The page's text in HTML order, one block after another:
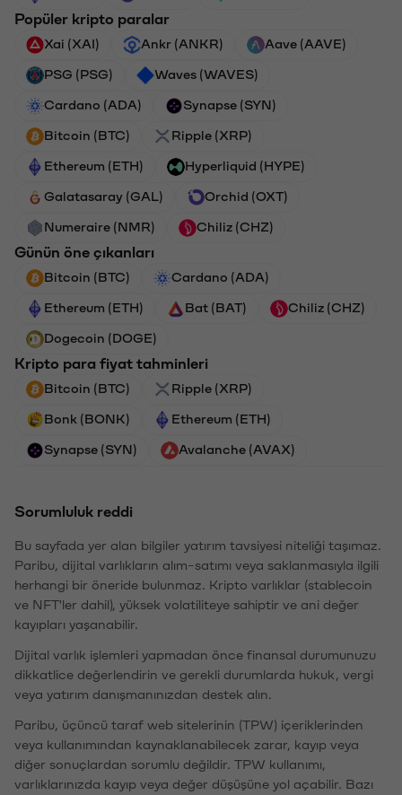
Popüler kripto paralar
Xai (XAI) Ankr (ANKR) Aave (AAVE)
PSG (PSG) Waves (WAVES)
Cardano (ADA) Synapse (SYN)
Bitcoin (BTC) Ripple (XRP)
Ethereum (ETH) Hyperliquid (HYPE)
Galatasaray (GAL) Orchid (OXT)
Numeraire (NMR) Chiliz (CHZ)
Günün öne çıkanları
Bitcoin (BTC) Cardano (ADA)
Ethereum (ETH) Bat (BAT) Chiliz (CHZ)
Dogecoin (DOGE)
Kripto para fiyat tahminleri
Bitcoin (BTC) Ripple (XRP)
Bonk (BONK) Ethereum (ETH)
Synapse (SYN) Avalanche (AVAX)
Sorumluluk reddi
Bu sayfada yer alan bilgiler yatırım tavsiyesi niteliği taşımaz.
Paribu, dijital varlıkların alım-satımı veya saklanmasıyla ilgili
herhangi bir öneride bulunmaz. Kripto varlıklar (stablecoin
ve NFT'ler dahil), yüksek volatiliteye sahiptir ve ani değer
kayıpları yaşanabilir.
Dijital varlık işlemleri yapmadan önce finansal durumunuzu
dikkatlice değerlendirin ve gerekli durumlarda hukuk, vergi
veya yatırım danışmanınızdan destek alın.
Paribu, üçüncü taraf web sitelerinin (TPW) içeriklerinden
veya kullanımından kaynaklanabilecek zarar, kayıp veya
diğer sonuçlardan sorumlu değildir. TPW kullanımı,
varlıklarınızda kayıp veya değer düşüşüne yol açabilir. Bazı